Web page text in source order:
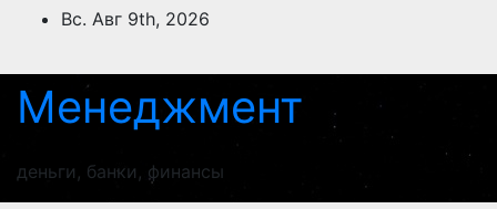
ПерейтиВс. Авг 9th, 2026
Менеджмент
деньги, банки, финансы